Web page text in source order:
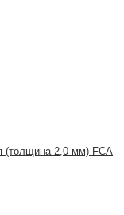
(толщина 2,0 мм) FCA